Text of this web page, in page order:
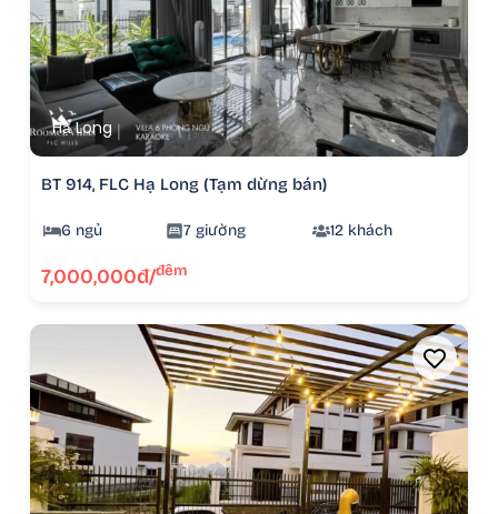
Hạ Long
BT 914, FLC Hạ Long (Tạm dừng bán)
6 ngủ 7 giường 12 khách
7,000,000đ/đêm